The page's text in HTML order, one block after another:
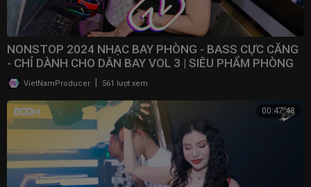
NONSTOP 2024 NHẠC BAY PHÒNG - BASS CỰC CĂNG
- CHỈ DÀNH CHO DÂN BAY VOL 3 | SIÊU PHẨM PHÒNG
BAY 2024
VietNamProducer 561 lượt xem
00:47:48